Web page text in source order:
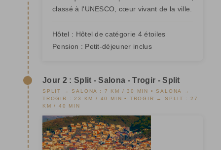
classé à l'UNESCO, cœur vivant de la ville.
Hôtel : Hôtel de catégorie 4 étoiles
Pension : Petit-déjeuner inclus
Jour 2 : Split - Salona - Trogir - Split
SPLIT → SALONA : 7 KM / 30 MIN • SALONA →
TROGIR : 23 KM / 40 MIN • TROGIR → SPLIT : 27
KM / 40 MIN